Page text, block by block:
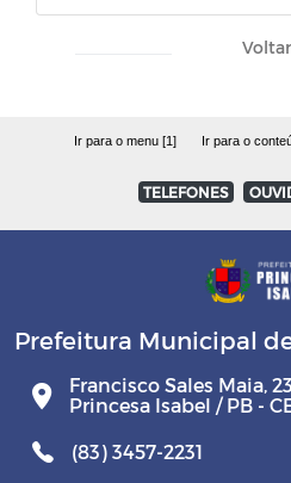
Voltar
Ir para o menu [1] Ir para o
TELEFONES
Prefeitura Municipal
Francisco Sales Maia,
Princesa Isabel / PB -
(83) 3457-2231